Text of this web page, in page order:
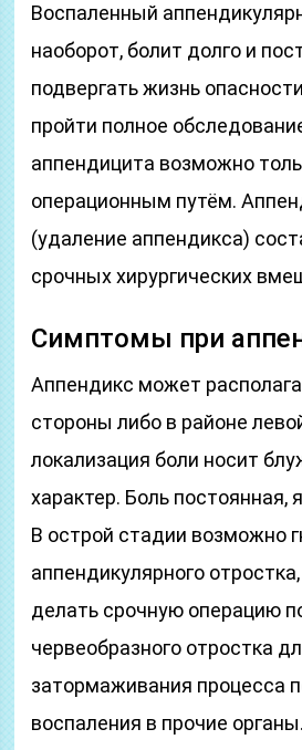
Воспаленный
наоборот, болит долго и
подвергать жизнь
пройти полное
аппендицита возможно
операционным путём.
(удаление аппендикса)
срочных хирургических
Симптомы при
Аппендикс может
стороны либо в районе
локализация боли носит
характер. Боль постоянная,
В острой стадии возможно
аппендикулярного
делать срочную операцию
червеобразного отростка
затормаживания процесса
воспаления в прочие органы.